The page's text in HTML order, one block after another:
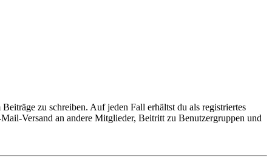
zu schreiben. Auf jeden Fall erhältst du als registriertes
Versand an andere Mitglieder, Beitritt zu Benutzergruppen und